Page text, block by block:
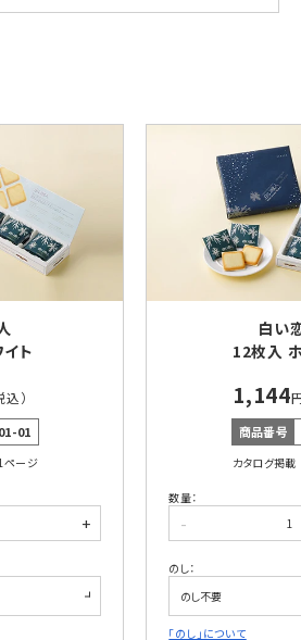
ト
込）
01
ージ
+
白い
12枚入
1,144
商品番号
カタログ掲
数量：
-
のし：
「のし」について